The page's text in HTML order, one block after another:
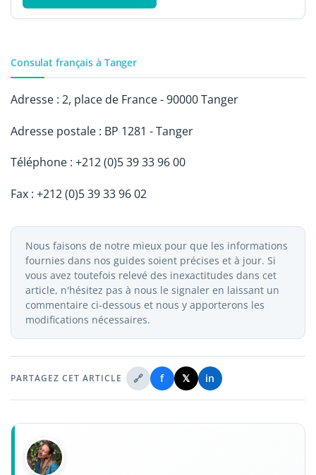
Consulat français à Tanger
Adresse : 2, place de France - 90000 Tanger
Adresse postale : BP 1281 - Tanger
Téléphone : +212 (0)5 39 33 96 00
Fax : +212 (0)5 39 33 96 02
Nous faisons de notre mieux pour que les informations
fournies dans nos guides soient précises et à jour. Si
vous avez toutefois relevé des inexactitudes dans cet
article, n'hésitez pas à nous le signaler en laissant un
commentaire ci-dessous et nous y apporterons les
modifications nécessaires.
PARTAGEZ CET ARTICLE 🔗 f 𝕏 in